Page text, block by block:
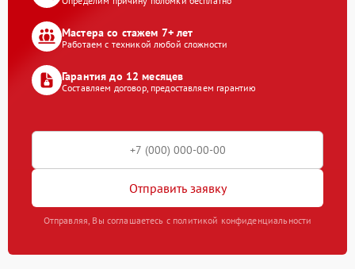
Мастера со стажем 7+ лет
Работаем с техникой любой сложности
Гарантия до 12 месяцев
Составляем договор, предоставляем гарантию
Отправить заявку
Отправляя, Вы соглашаетесь с политикой конфиденциальности